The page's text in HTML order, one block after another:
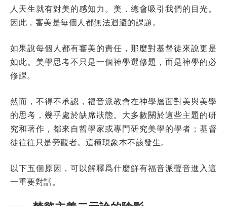
人天生就有對美的感知力。美，總會吸引我們的目光。
因此，審美是每個人都無法迴避的課題。
如果說每個人都有審美的責任，那麼對基督徒來說更是
如此。美學思考不只是一個神學選修題，而是神學的必
修課。
然而，不得不承認，福音派教會在神學層面對美與美學
的思考，幾乎處於缺席狀態。大多數關於這些主題的研
究和著作，都來自哲學家或專門研究美學的學者；基督
徒往往只是旁觀者。這種現象本不該發生。
以下五個原因，可以解釋爲什麼鮮有福音派聲音進入這
一重要對話。